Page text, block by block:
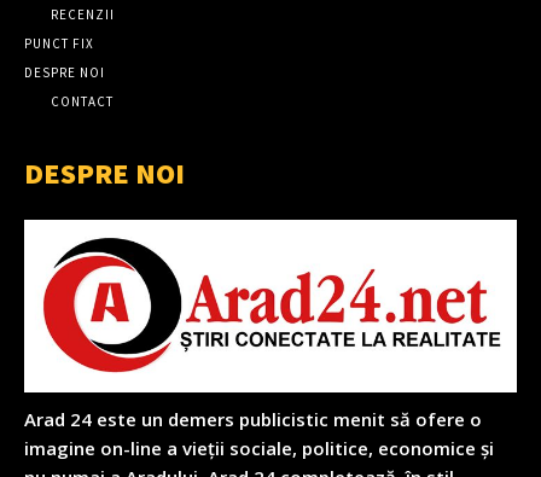
RECENZII
PUNCT FIX
DESPRE NOI
CONTACT
DESPRE NOI
Arad 24 este un demers publicistic menit să ofere o
imagine on-line a vieții sociale, politice, economice și